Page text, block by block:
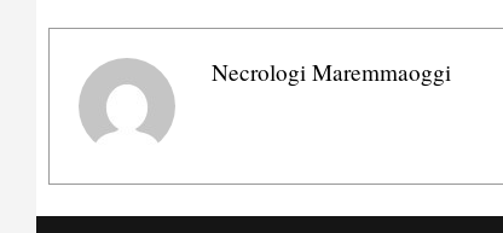
Necrologi Maremmaoggi